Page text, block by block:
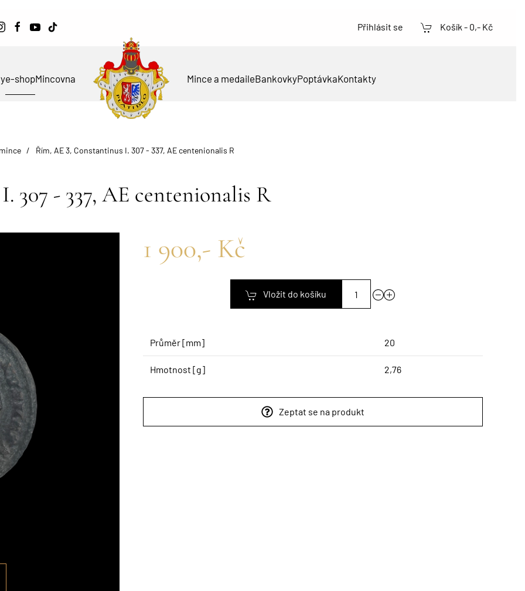
Přihlásit se Košík - 0,- Kč
e-shopMincovna Mince a medaileBankovkyPoptávkaKontakty
Řím, AE 3, Constantinus I. 307 - 337, AE centenionalis R
307 - 337, AE centenionalis R
1 900,- Kč
Vložit do košíku
Průměr [mm] 20
Hmotnost [g] 2,76
Zeptat se na produkt